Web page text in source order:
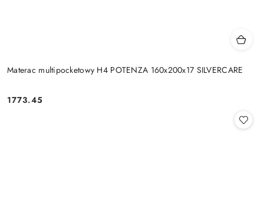
Materac multipocketowy H4 POTENZA 160x200x17 SILVERCARE
Cena:
1773.45